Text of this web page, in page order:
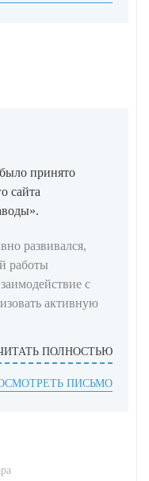
ПИСЬМО
принято
сайта
развивался,
работы
с
активную
ПОЛНОСТЬЮ